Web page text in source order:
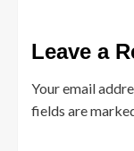
Leave a
Your email
fields are